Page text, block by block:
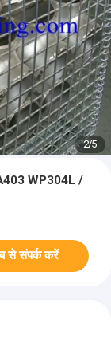
2/5
A403 WP304L /
से संपर्क करें